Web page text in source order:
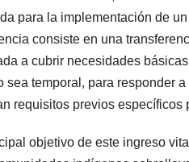
para la implementación de
consiste en una
a cubrir necesidades
sea temporal, para responder
requisitos previos específicos
objetivo de este ingreso